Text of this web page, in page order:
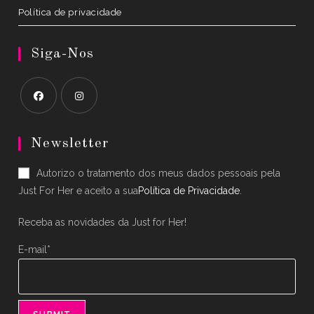
Política de privacidade
Siga-Nos
in
new
tab
in
new
tab
Newsletter
Autorizo o tratamento dos meus dados pessoais pela
Just For Her e aceito a suaPolítica de Privacidade
Receba as novidades da Just for Her!
E-mail*